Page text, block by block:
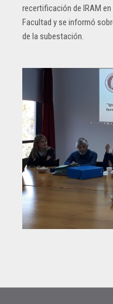
recertificación de IRAM
Facultad y se informó
de la subestación.